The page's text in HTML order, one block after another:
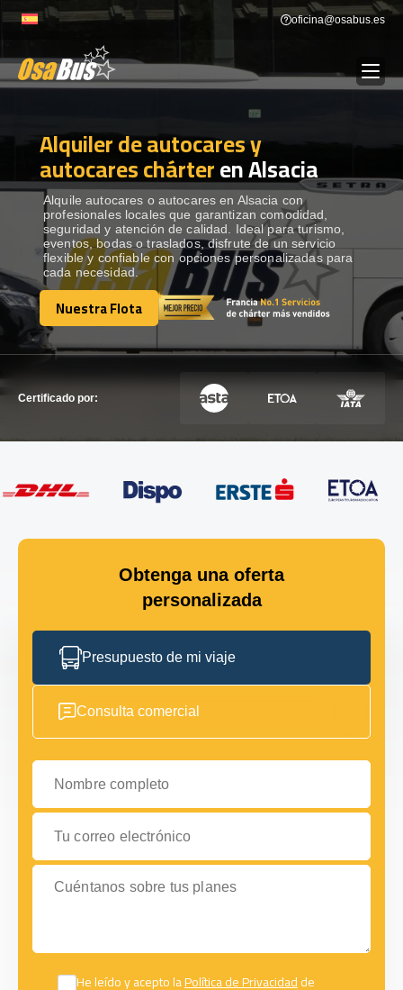
to
oficina@osabus.es
ALQUILER DE AUTOCARES
DESTINOS Show dropdown
RECORRIDAS Show dropdown
FLOTA
Alquiler de autocares y
autocares chárteren Alsacia
Alquile autocares o autocares en Alsacia con
profesionales locales que garantizan comodidad,
seguridad y atención de calidad. Ideal para turismo,
eventos, bodas o traslados, disfrute de un servicio
flexible y confiable con opciones personalizadas para
cada necesidad.
Nuestra Flota
Nuestra Flota
Certificado por:
Obtenga una oferta
personalizada
Presupuesto de mi viaje
Consulta comercial
Nombre completo
Tu correo electrónico
Cuéntanos sobre tus planes
He leído y acepto laPolítica de Privacidadde